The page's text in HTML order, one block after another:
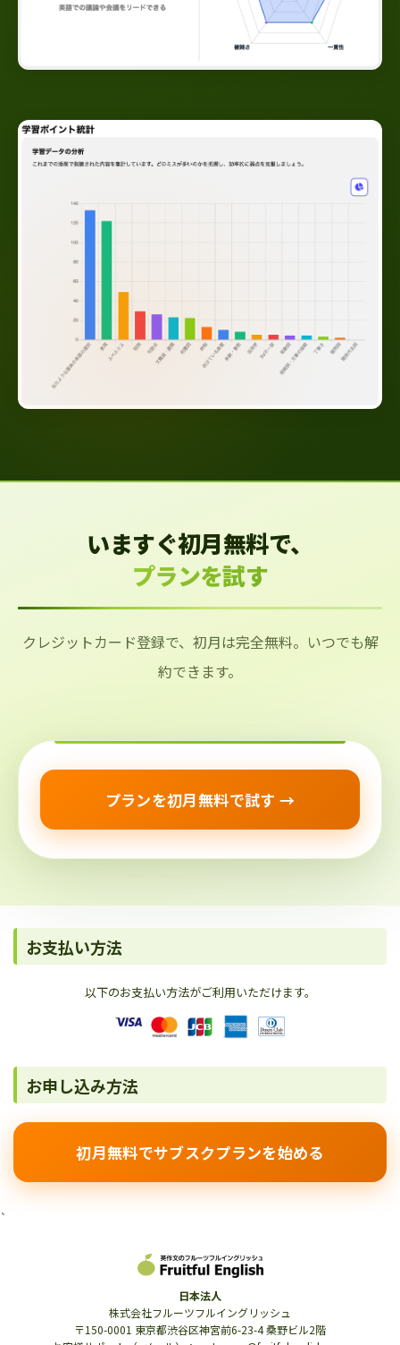
いますぐ初月無料で、
プランを試す
クレジットカード登録で、初月は完全無料。いつでも解
約できます。
プランを初月無料で試す →
お支払い方法
以下のお支払い方法がご利用いただけます。
お申し込み方法
初月無料でサブスクプランを始める
`
日本法人
株式会社フルーツフルイングリッシュ
〒150-0001 東京都渋谷区神宮前6-23-4 桑野ビル2階